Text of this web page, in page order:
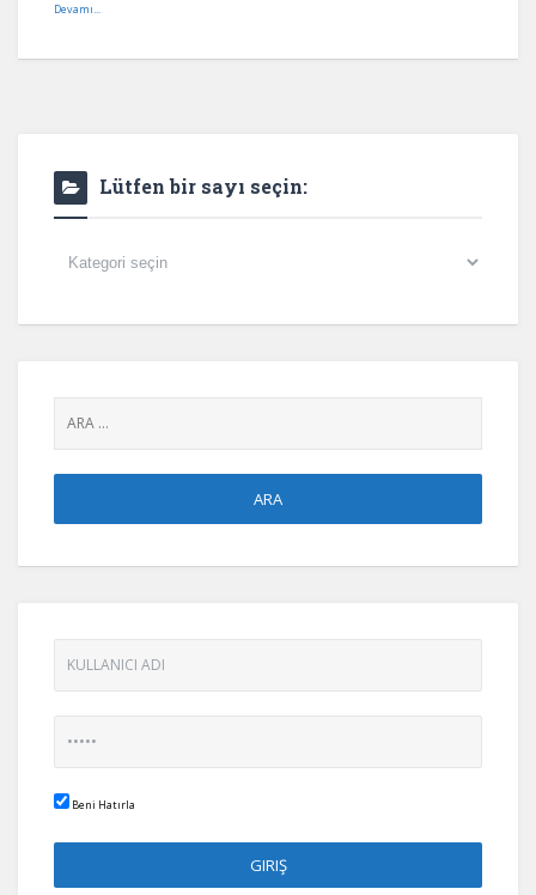
Devamı...
Lütfen bir sayı seçin:
Lütfen
Beni Hatırla